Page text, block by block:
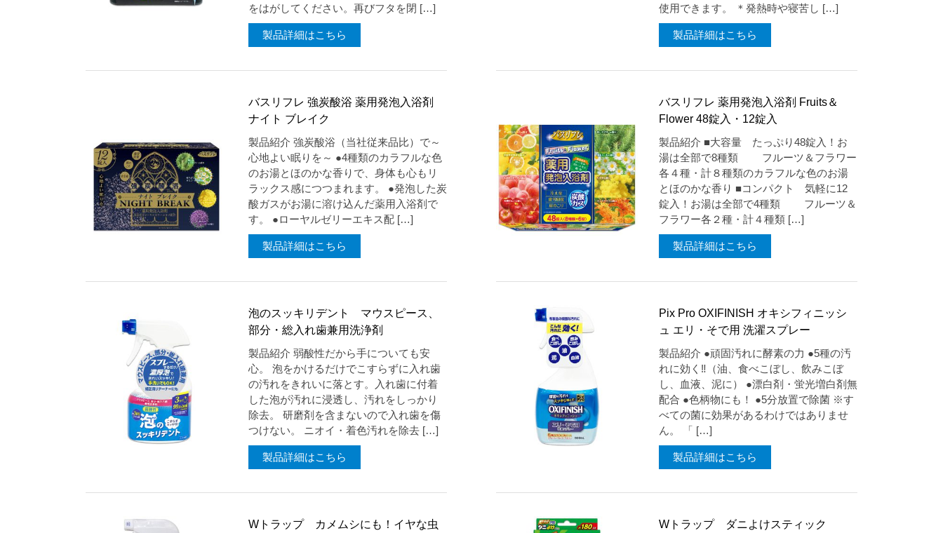
をはがしてください。再びフタを閉 […]
製品詳細はこちら
使用できます。 ＊発熱時や寝苦し […]
製品詳細はこちら
バスリフレ 強炭酸浴 薬用発泡入浴剤
ナイト ブレイク
製品紹介 強炭酸浴（当社従来品比）で～
心地よい眠りを～ ●4種類のカラフルな色
のお湯とほのかな香りで、身体も心もリ
ラックス感につつまれます。 ●発泡した炭
酸ガスがお湯に溶け込んだ薬用入浴剤で
す。 ●ローヤルゼリーエキス配 […]
製品詳細はこちら
バスリフレ 薬用発泡入浴剤 Fruits＆
Flower 48錠入・12錠入
製品紹介 ■大容量 たっぷり48錠入！お
湯は全部で8種類 フルーツ＆フラワー
各４種・計８種類のカラフルな色のお湯
とほのかな香り ■コンパクト 気軽に12
錠入！お湯は全部で4種類 フルーツ＆
フラワー各２種・計４種類 […]
製品詳細はこちら
泡のスッキリデント マウスピース、
部分・総入れ歯兼用洗浄剤
製品紹介 弱酸性だから手についても安
心。 泡をかけるだけでこすらずに入れ歯
の汚れをきれいに落とす。入れ歯に付着
した泡が汚れに浸透し、汚れをしっかり
除去。 研磨剤を含まないので入れ歯を傷
つけない。 ニオイ・着色汚れを除去 […]
製品詳細はこちら
Pix Pro OXIFINISH オキシフィニッシ
ュ エリ・そで用 洗濯スプレー
製品紹介 ●頑固汚れに酵素の力 ●5種の汚
れに効く‼（油、食べこぼし、飲みこぼ
し、血液、泥に） ●漂白剤・蛍光増白剤無
配合 ●色柄物にも！ ●5分放置で除菌 ※す
べての菌に効果があるわけではありませ
ん。 「 […]
製品詳細はこちら
Wトラップ カメムシにも！イヤな虫
Wトラップ ダニよけスティック